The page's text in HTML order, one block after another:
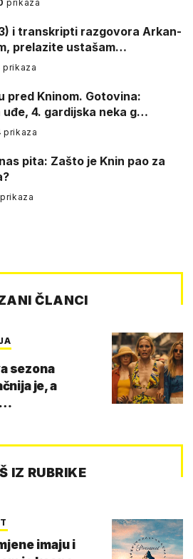
prikaza
i transkripti razgovora Arkan-
prelazite ustašam…
prikaza
uđe, 4. gardijska neka g…
prikaza
pita: Zašto je Knin pao za
prikaza
ČLANCI
sezona
je, a
IZ RUBRIKE
imaju i